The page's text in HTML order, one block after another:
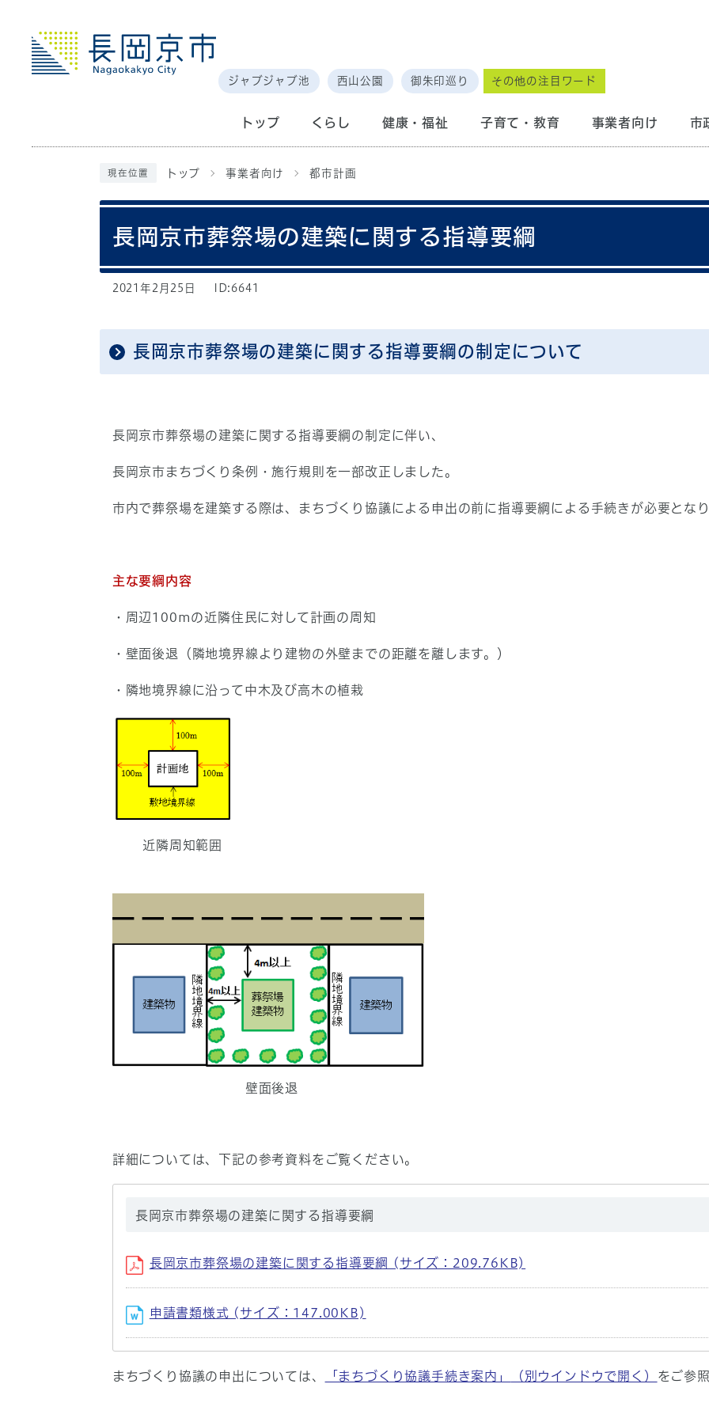
ジャブジャブ池 西山公園 御朱印巡り その他の注目ワード
トップ くらし 健康・福祉 子育て・教育 事業者向け 市
現在位置 トップ 事業者向け 都市計画
長岡京市葬祭場の建築に関する指導要綱
2021年2月25日 ID:6641
長岡京市葬祭場の建築に関する指導要綱の制定について
長岡京市葬祭場の建築に関する指導要綱の制定に伴い、
長岡京市まちづくり条例・施行規則を一部改正しました。
市内で葬祭場を建築する際は、まちづくり協議による申出の前に指導要綱による手続きが必要とな
主な要綱内容
・周辺100mの近隣住民に対して計画の周知
・壁面後退（隣地境界線より建物の外壁までの距離を離します。）
・隣地境界線に沿って中木及び高木の植栽
近隣周知範囲
壁面後退
詳細については、下記の参考資料をご覧ください。
長岡京市葬祭場の建築に関する指導要綱
長岡京市葬祭場の建築に関する指導要綱 (サイズ：209.76KB)
申請書類様式 (サイズ：147.00KB)
まちづくり協議の申出については、 「まちづくり協議手続き案内」 （別ウインドウで開く） をご参